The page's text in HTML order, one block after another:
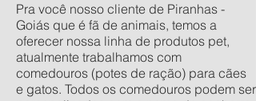
Pra você nosso cliente de Piranhas -
Goiás que é fã de animais, temos a
oferecer nossa linha de produtos pet,
atualmente trabalhamos com
comedouros (potes de ração) para cães
e gatos. Todos os comedouros podem ser